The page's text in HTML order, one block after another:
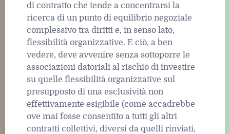
di contratto che tende a concentrarsi la
ricerca di un punto di equilibrio negoziale
complessivo tra diritti e, in senso lato,
flessibilità organizzative. E ciò, a ben
vedere, deve avvenire senza sottoporre le
associazioni datoriali al rischio di investire
su quelle flessibilità organizzative sul
presupposto di una esclusività non
effettivamente esigibile (come accadrebbe
ove mai fosse consentito a tutti gli altri
contratti collettivi, diversi da quelli rinviati,